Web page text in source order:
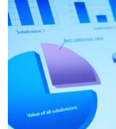
るか
2
家の
き！